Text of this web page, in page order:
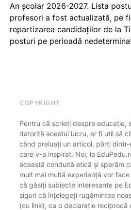
An școlar 2026-2027. Lista
profesori a fost actualizată, pe
repartizarea candidaților de la
posturi pe perioadă
COPYRIGHT
Pentru că scrieți despre educație,
datorită acestui lucru, ar fi util să
când preluați un articol, părți
care v-a inspirat. Noi, la
această conduită etică și sperăm
mult mai multă experiență vor
că găsiți subiecte interesante pe
siguri că înțelegeți rugămintea
(cu link), ca o declarație reciprocă